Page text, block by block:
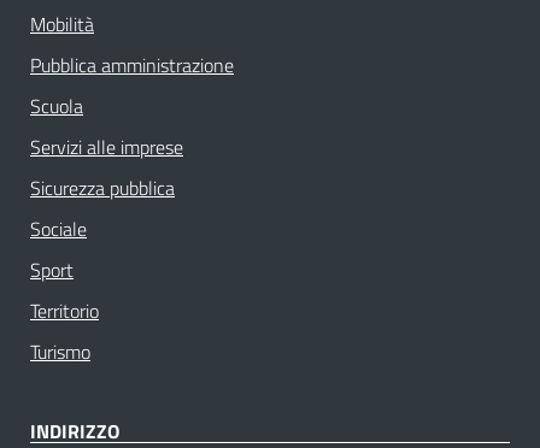
Mobilità
Pubblica amministrazione
Scuola
Servizi alle imprese
Sicurezza pubblica
Sociale
Sport
Territorio
Turismo
INDIRIZZO